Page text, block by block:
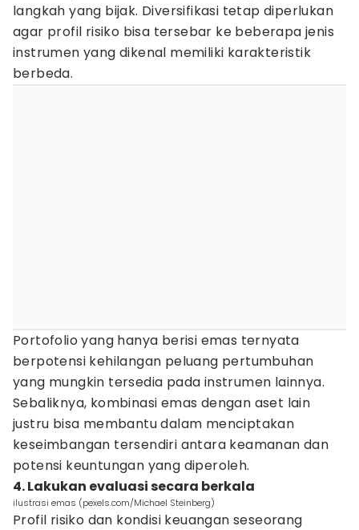
langkah yang bijak. Diversifikasi tetap diperlukan
agar profil risiko bisa tersebar ke beberapa jenis
instrumen yang dikenal memiliki karakteristik
berbeda.
Portofolio yang hanya berisi emas ternyata
berpotensi kehilangan peluang pertumbuhan
yang mungkin tersedia pada instrumen lainnya.
Sebaliknya, kombinasi emas dengan aset lain
justru bisa membantu dalam menciptakan
keseimbangan tersendiri antara keamanan dan
potensi keuntungan yang diperoleh.
4. Lakukan evaluasi secara berkala
ilustrasi emas (pexels.com/Michael Steinberg)
Profil risiko dan kondisi keuangan seseorang